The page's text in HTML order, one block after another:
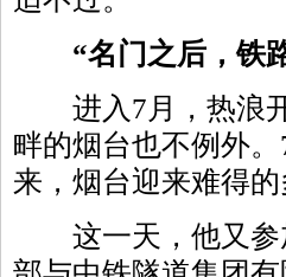
“名门之后，铁
进入7月，热浪开
畔的烟台也不例外
来，烟台迎来难得
这一天，他又参